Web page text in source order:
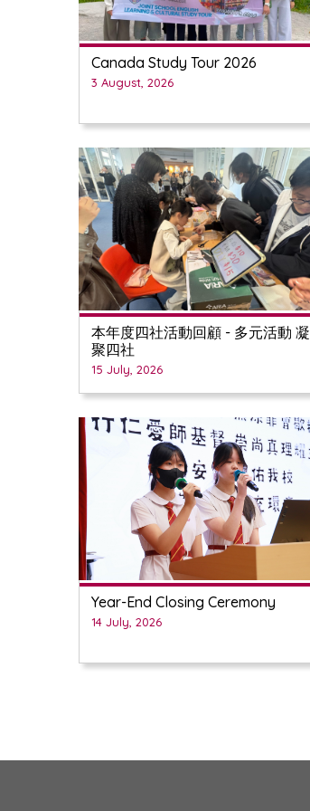
Canada Study Tour 2026
3 August, 2026
本年度四社活動回顧 - 多元活動 凝
聚四社
15 July, 2026
Year-End Closing Ceremony
14 July, 2026